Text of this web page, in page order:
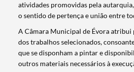
atividades promovidas pela
o sentido de pertença e união entre
A Câmara Municipal de Évora atribui
dos trabalhos selecionados,
que se disponham a pintar e
outros materiais necessários à